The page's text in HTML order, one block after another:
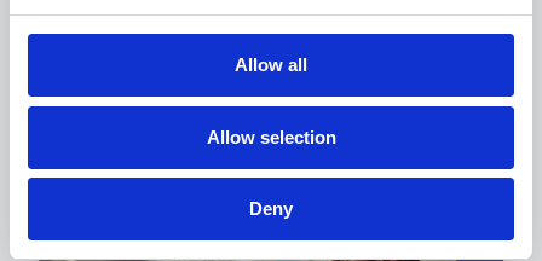
Allow all
Allow selection
Deny
Success para pilotar el uso de la
el tiempo.